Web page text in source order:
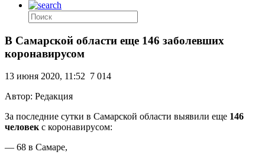
В Самарской области еще 146 заболевших
коронавирусом
13 июня 2020, 11:52 7 014
Автор: Редакция
За последние сутки в Самарской области выявили еще 146
человекс коронавирусом:
— 68 в Самаре,